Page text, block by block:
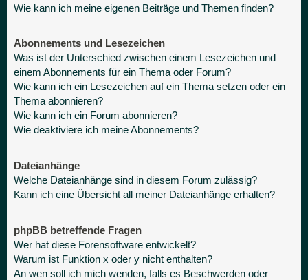
Wie kann ich meine eigenen Beiträge und Themen finden?
Abonnements und Lesezeichen
Was ist der Unterschied zwischen einem Lesezeichen und
einem Abonnements für ein Thema oder Forum?
Wie kann ich ein Lesezeichen auf ein Thema setzen oder ein
Thema abonnieren?
Wie kann ich ein Forum abonnieren?
Wie deaktiviere ich meine Abonnements?
Dateianhänge
Welche Dateianhänge sind in diesem Forum zulässig?
Kann ich eine Übersicht all meiner Dateianhänge erhalten?
phpBB betreffende Fragen
Wer hat diese Forensoftware entwickelt?
Warum ist Funktion x oder y nicht enthalten?
An wen soll ich mich wenden, falls es Beschwerden oder